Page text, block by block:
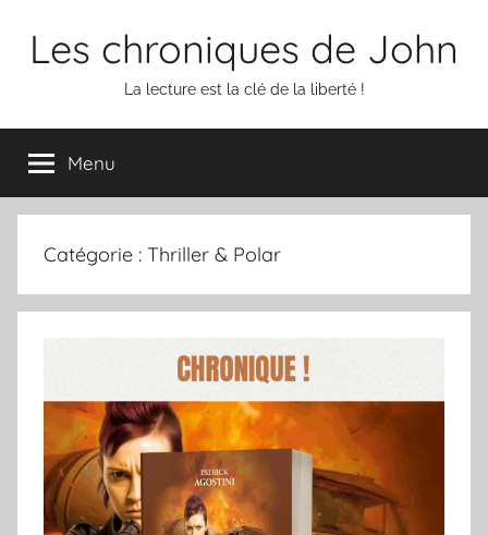
Les chroniques de John
La lecture est la clé de la liberté !
Menu
Catégorie : Thriller & Polar